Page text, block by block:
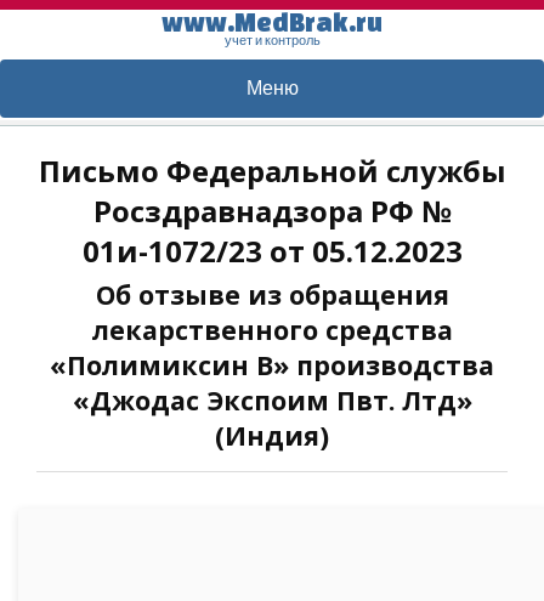
www.MedBrak.ru
учет и контроль
Меню
Письмо Федеральной службы
Росздравнадзора РФ №
01и-1072/23 от 05.12.2023
Об отзыве из обращения
лекарственного средства
«Полимиксин В» производства
«Джодас Экспоим Пвт. Лтд»
(Индия)